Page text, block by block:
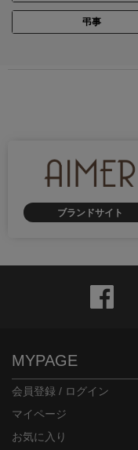
弔事
ブランドサイト
MYPAGE
会員登録 / ログイン
マイページ
お気に入り